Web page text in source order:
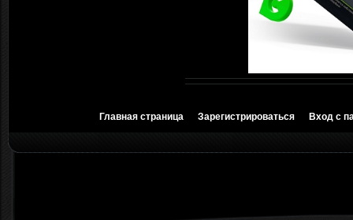
Главная страница Зарегистрироваться Вход с